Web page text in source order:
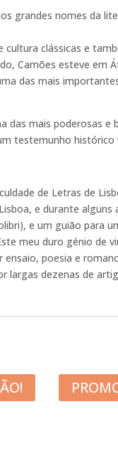
grandes nomes da
cultura clássicas e
Camões esteve em
das mais
das mais poderosas e
testemunho histórico
de Letras de
e durante alguns
e um guião para
meu duro génio de
poesia e
largas dezenas de